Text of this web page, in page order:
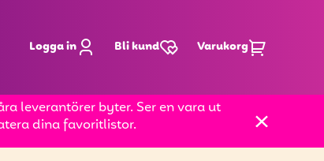
Logga in Bli kund Varukorg
leverantörer byter. Ser en vara ut
dina favoritlistor.